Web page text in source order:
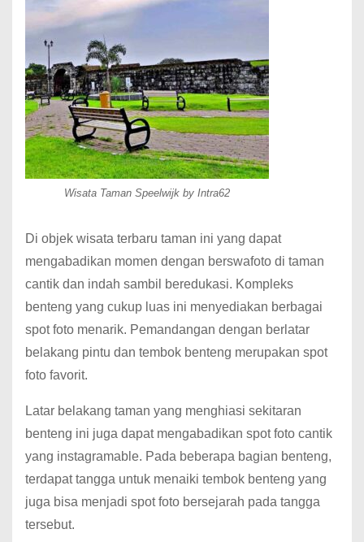
Wisata Taman Speelwijk by Intra62
Di objek wisata terbaru taman ini yang dapat
mengabadikan momen dengan berswafoto di taman
cantik dan indah sambil beredukasi. Kompleks
benteng yang cukup luas ini menyediakan berbagai
spot foto menarik. Pemandangan dengan berlatar
belakang pintu dan tembok benteng merupakan spot
foto favorit.
Latar belakang taman yang menghiasi sekitaran
benteng ini juga dapat mengabadikan spot foto cantik
yang instagramable. Pada beberapa bagian benteng,
terdapat tangga untuk menaiki tembok benteng yang
juga bisa menjadi spot foto bersejarah pada tangga
tersebut.